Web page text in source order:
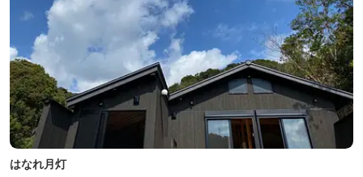
はなれ月灯